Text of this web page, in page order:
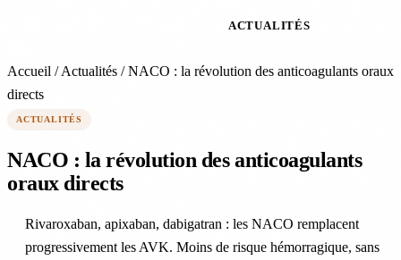
ACTUALITÉS
Accueil / Actualités / NACO : la révolution des anticoagulants oraux
directs
ACTUALITÉS
NACO : la révolution des anticoagulants
oraux directs
Rivaroxaban, apixaban, dabigatran : les NACO remplacent
progressivement les AVK. Moins de risque hémorragique, sans